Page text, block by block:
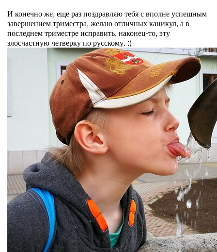
И конечно же, еще раз поздравляю тебя с вполне успешным
завершением триместра, желаю отличных каникул, а в
последнем триместре исправить, наконец-то, эту
злосчастную четверку по русскому. :)